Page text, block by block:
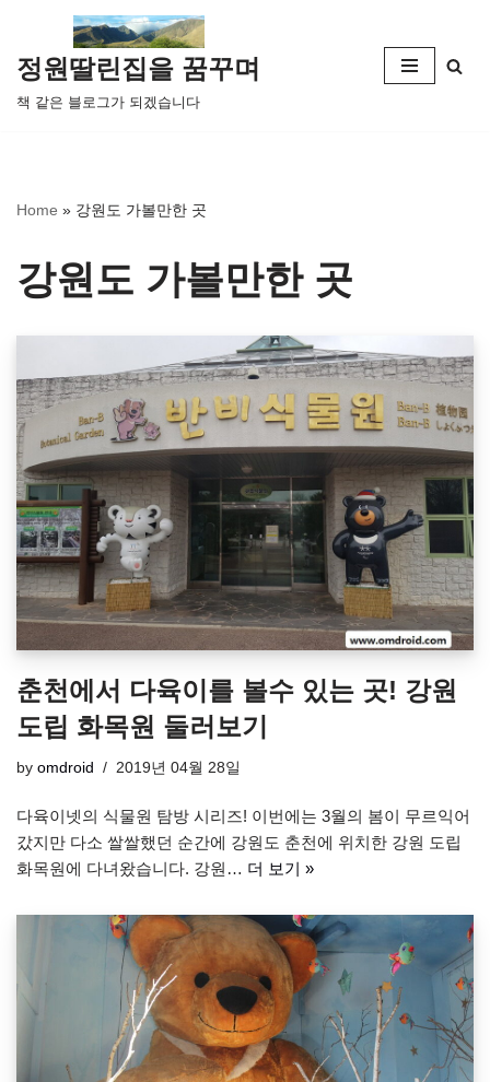
콘
텐
츠
뛰
정원딸린집을 꿈꾸며
책 같은 블로그가 되겠습니다
Home » 강원도 가볼만한 곳
강원도 가볼만한 곳
춘천에서 다육이를 볼수 있는 곳! 강원
도립 화목원 둘러보기
by omdroid 2019년 04월 28일
다육이넷의 식물원 탐방 시리즈! 이번에는 3월의 봄이 무르익어
갔지만 다소 쌀쌀했던 순간에 강원도 춘천에 위치한 강원 도립
화목원에 다녀왔습니다. 강원… 더 보기 »